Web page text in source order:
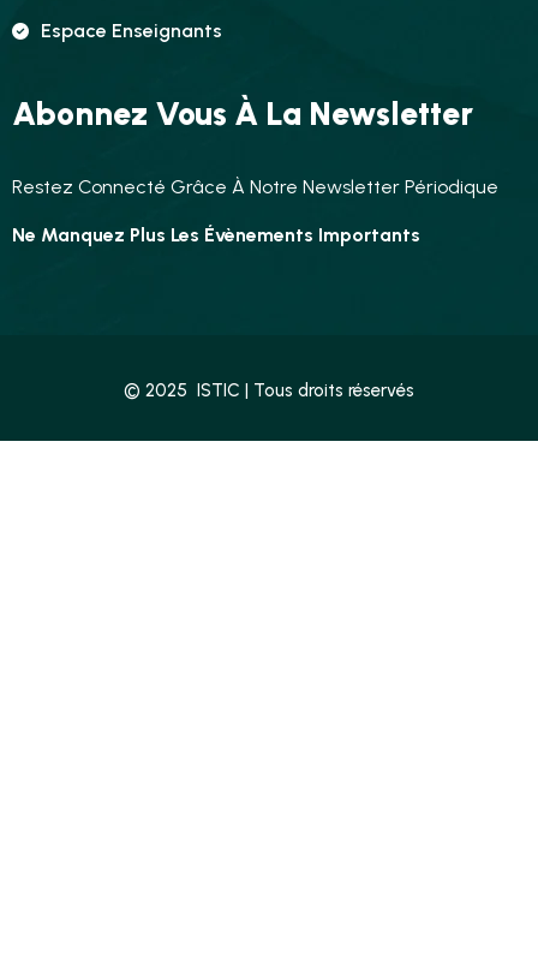
Espace Enseignants
Abonnez Vous À La Newsletter
Restez Connecté Grâce À Notre Newsletter Périodique
Ne Manquez Plus Les Évènements Importants
© 2025 ISTIC | Tous droits réservés